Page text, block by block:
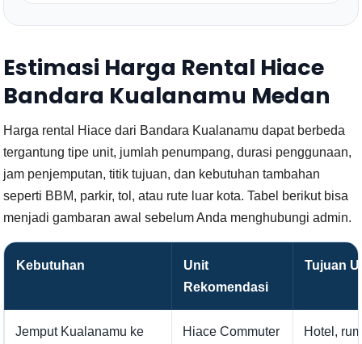
Estimasi Harga Rental Hiace
Bandara Kualanamu Medan
Harga rental Hiace dari Bandara Kualanamu dapat berbeda
tergantung tipe unit, jumlah penumpang, durasi penggunaan,
jam penjemputan, titik tujuan, dan kebutuhan tambahan
seperti BBM, parkir, tol, atau rute luar kota. Tabel berikut bisa
menjadi gambaran awal sebelum Anda menghubungi admin.
Kebutuhan
Unit
Rekomendasi
Tujuan
Jemput Kualanamu ke
Hiace Commuter
Hotel,